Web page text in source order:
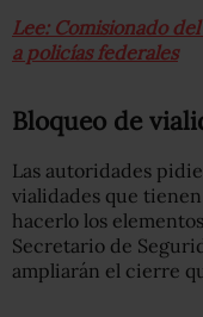
Lee: Comisionado
a policías federales
Bloqueo de
Las autoridades
vialidades que
hacerlo los
Secretario de
ampliarán el cierre